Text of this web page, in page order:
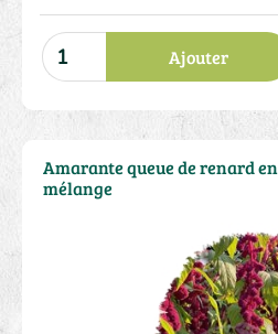
Ajouter
Amarante queue de renard en
mélange